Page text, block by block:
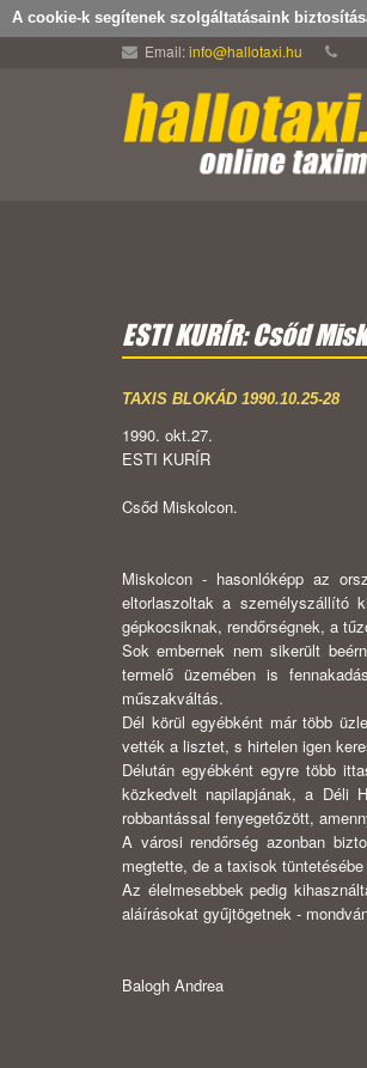
A cookie-k segítenek szolgáltatásaink
Email:info@hallotaxi.hu
ESTI KURÍR: Csőd
TAXIS BLOKÁD 1990.10.25-28
1990. okt.27.
ESTI KURÍR
Csőd Miskolcon.
Miskolcon - hasonlóképp az
eltorlaszoltak a személyszállító
gépkocsiknak, rendőrségnek, a
Sok embernek nem sikerült
termelő üzemé­ben is
műszakváltás.
Dél körül egyébként már több
vették a lisz­tet, s hirtelen igen
Délután egyéb­ként egyre több
közkedvelt napilapjának, a Déli
robbantással fenyegetőzött,
A városi rendőrség azonban
megtette, de a taxisok
Az élelmesebbek pedig
aláírásokat gyűjtögetnek -
Balogh Andrea